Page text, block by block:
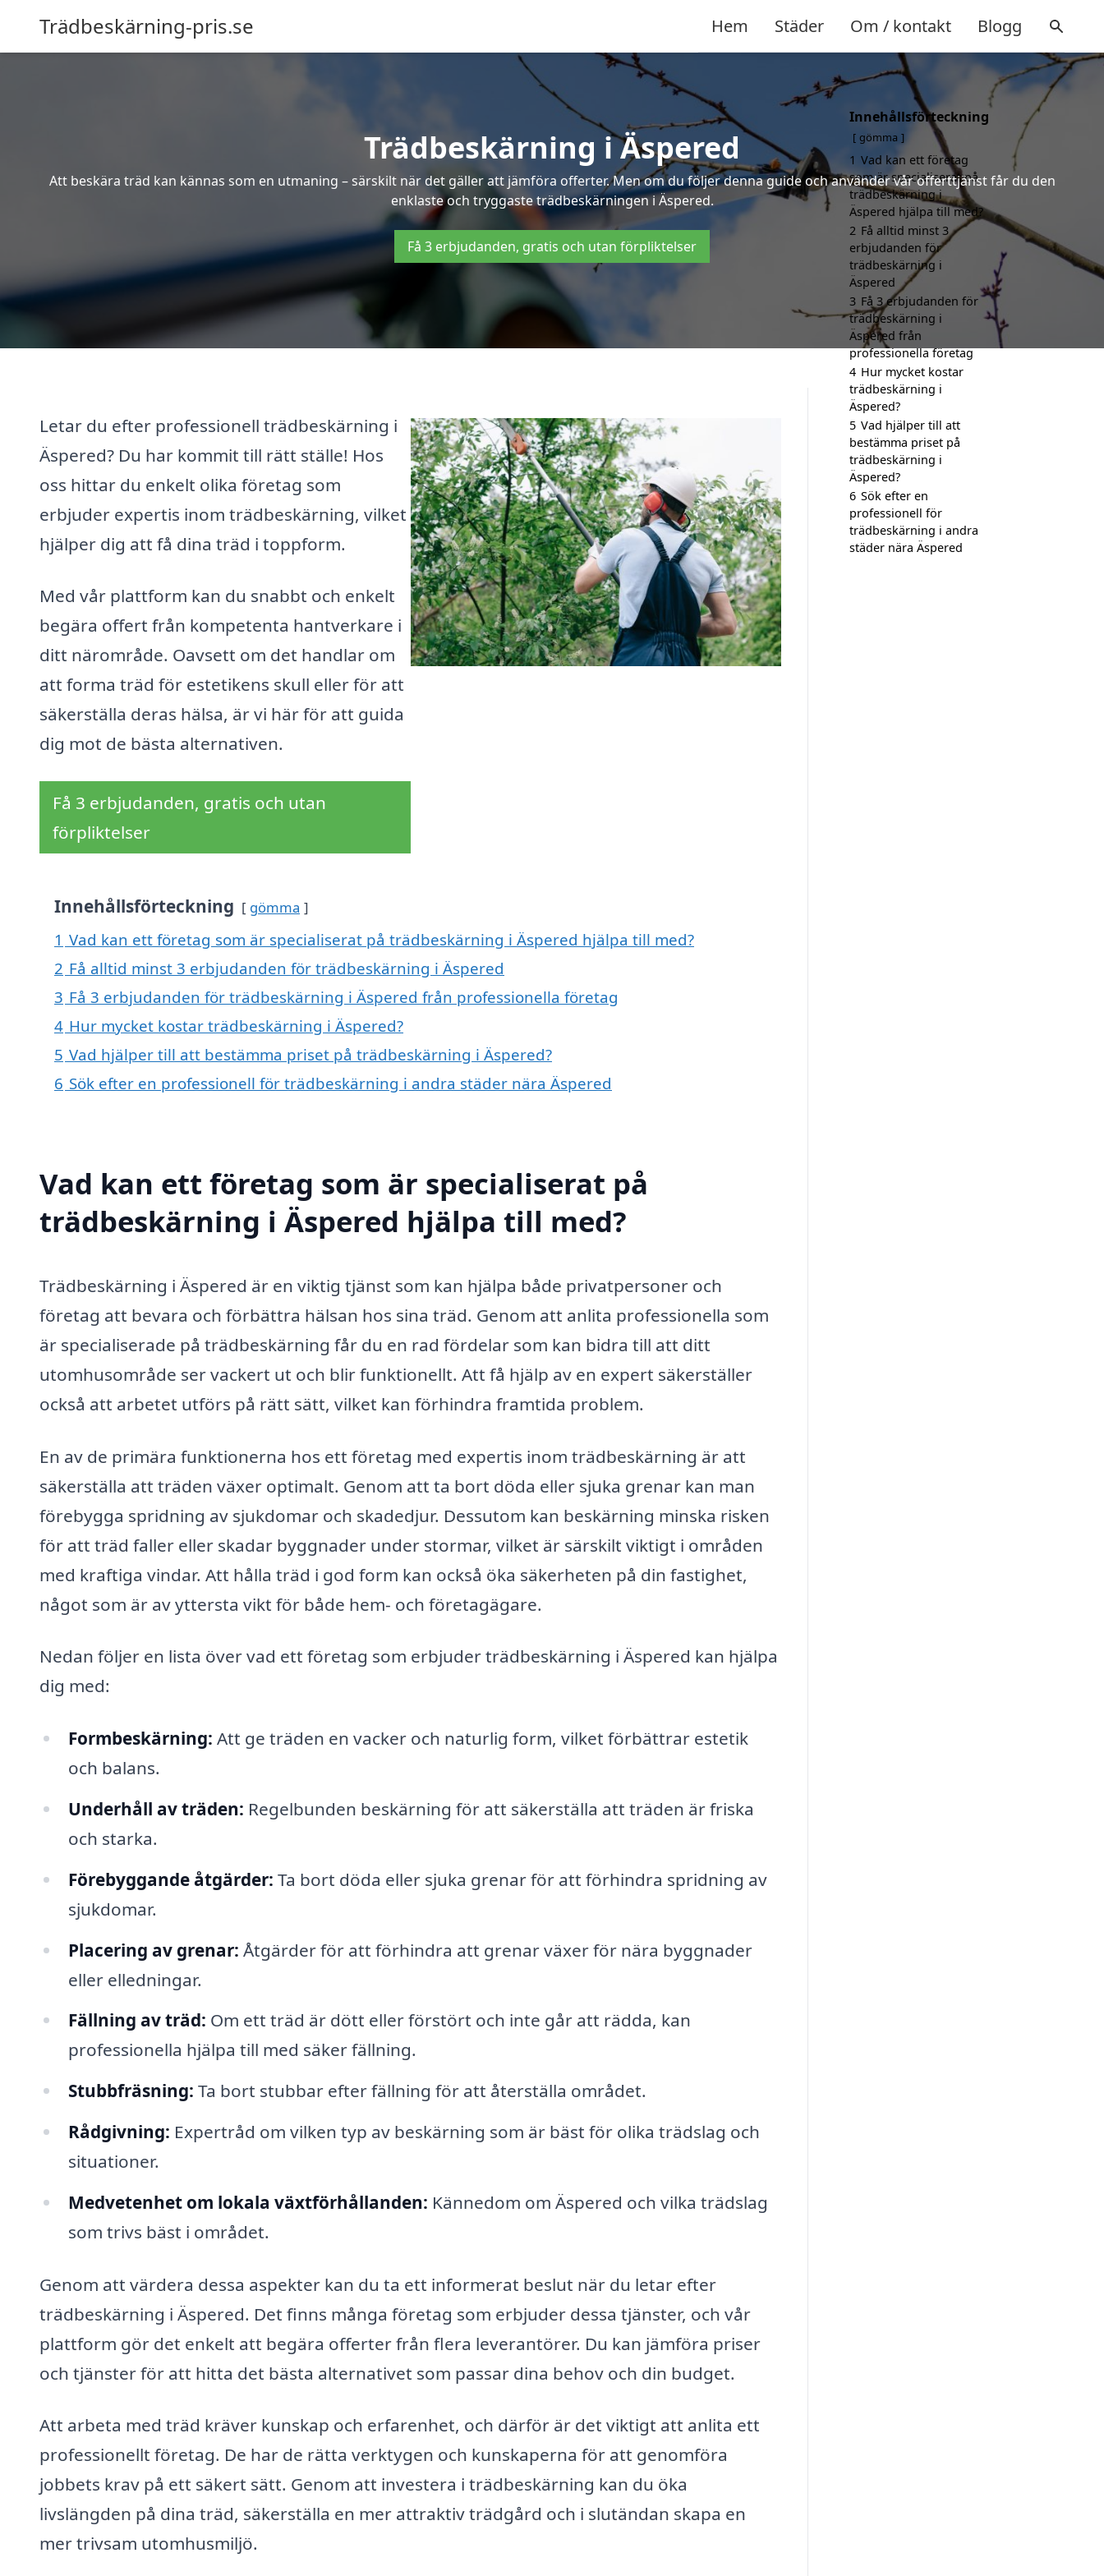
Trädbeskärning-pris.se Hem Städer Om / kontakt Blogg
Trädbeskärning i Äspered
Att beskära träd kan kännas som en utmaning – särskilt när det gäller att jämföra offerter. Men om du följer denna guide och använder vår offerttjänst får du den
enklaste och tryggaste trädbeskärningen i Äspered.
Få 3 erbjudanden, gratis och utan förpliktelser
Letar du efter professionell trädbeskärning i
Äspered? Du har kommit till rätt ställe! Hos
oss hittar du enkelt olika företag som
erbjuder expertis inom trädbeskärning, vilket
hjälper dig att få dina träd i toppform.
Med vår plattform kan du snabbt och enkelt
begära offert från kompetenta hantverkare i
ditt närområde. Oavsett om det handlar om
att forma träd för estetikens skull eller för att
säkerställa deras hälsa, är vi här för att guida
dig mot de bästa alternativen.
Få 3 erbjudanden, gratis och utan
förpliktelser
Innehållsförteckning gömma
1 Vad kan ett företag som är specialiserat på trädbeskärning i Äspered hjälpa till med?
2 Få alltid minst 3 erbjudanden för trädbeskärning i Äspered
3 Få 3 erbjudanden för trädbeskärning i Äspered från professionella företag
4 Hur mycket kostar trädbeskärning i Äspered?
5 Vad hjälper till att bestämma priset på trädbeskärning i Äspered?
6 Sök efter en professionell för trädbeskärning i andra städer nära Äspered
Vad kan ett företag som är specialiserat på
trädbeskärning i Äspered hjälpa till med?
Trädbeskärning i Äspered är en viktig tjänst som kan hjälpa både privatpersoner och
företag att bevara och förbättra hälsan hos sina träd. Genom att anlita professionella som
är specialiserade på trädbeskärning får du en rad fördelar som kan bidra till att ditt
utomhusområde ser vackert ut och blir funktionellt. Att få hjälp av en expert säkerställer
också att arbetet utförs på rätt sätt, vilket kan förhindra framtida problem.
En av de primära funktionerna hos ett företag med expertis inom trädbeskärning är att
säkerställa att träden växer optimalt. Genom att ta bort döda eller sjuka grenar kan man
förebygga spridning av sjukdomar och skadedjur. Dessutom kan beskärning minska risken
för att träd faller eller skadar byggnader under stormar, vilket är särskilt viktigt i områden
med kraftiga vindar. Att hålla träd i god form kan också öka säkerheten på din fastighet,
något som är av yttersta vikt för både hem- och företagägare.
Nedan följer en lista över vad ett företag som erbjuder trädbeskärning i Äspered kan hjälpa
dig med:
Formbeskärning: Att ge träden en vacker och naturlig form, vilket förbättrar estetik
och balans.
Underhåll av träden: Regelbunden beskärning för att säkerställa att träden är friska
och starka.
Förebyggande åtgärder: Ta bort döda eller sjuka grenar för att förhindra spridning av
sjukdomar.
Placering av grenar: Åtgärder för att förhindra att grenar växer för nära byggnader
eller elledningar.
Fällning av träd: Om ett träd är dött eller förstört och inte går att rädda, kan
professionella hjälpa till med säker fällning.
Stubbfräsning: Ta bort stubbar efter fällning för att återställa området.
Rådgivning: Expertråd om vilken typ av beskärning som är bäst för olika trädslag och
situationer.
Medvetenhet om lokala växtförhållanden: Kännedom om Äspered och vilka trädslag
som trivs bäst i området.
Genom att värdera dessa aspekter kan du ta ett informerat beslut när du letar efter
trädbeskärning i Äspered. Det finns många företag som erbjuder dessa tjänster, och vår
plattform gör det enkelt att begära offerter från flera leverantörer. Du kan jämföra priser
och tjänster för att hitta det bästa alternativet som passar dina behov och din budget.
Att arbeta med träd kräver kunskap och erfarenhet, och därför är det viktigt att anlita ett
professionellt företag. De har de rätta verktygen och kunskaperna för att genomföra
jobbets krav på ett säkert sätt. Genom att investera i trädbeskärning kan du öka
livslängden på dina träd, säkerställa en mer attraktiv trädgård och i slutändan skapa en
mer trivsam utomhusmiljö.
Innehållsförteckning
gömma
1 Vad kan ett företag
som är specialiserat på
trädbeskärning i
Äspered hjälpa till med?
2 Få alltid minst 3
erbjudanden för
trädbeskärning i
Äspered
3 Få 3 erbjudanden för
trädbeskärning i
Äspered från
professionella företag
4 Hur mycket kostar
trädbeskärning i
Äspered?
5 Vad hjälper till att
bestämma priset på
trädbeskärning i
Äspered?
6 Sök efter en
professionell för
trädbeskärning i andra
städer nära Äspered